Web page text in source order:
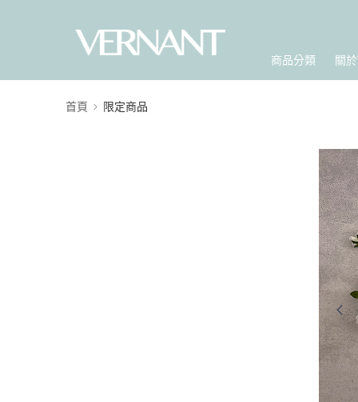
商品分類 關
首頁 限定商品